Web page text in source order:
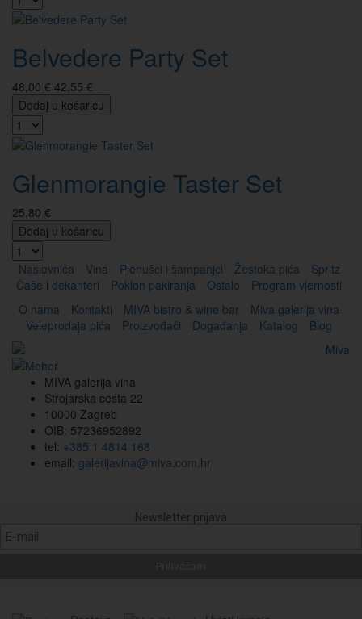
Belvedere Party Set
48,00 € 42,55 €
Dodaj u košaricu
Glenmorangie Taster Set
25,80 €
Dodaj u košaricu
Naslovnica Vina Pjenušci i šampanjci Žestoka pića
Spritz
Čaše i dekanteri
Poklon pakiranja Ostalo
Program vjernosti
O nama
Kontakti MIVA bistro & wine bar
Miva galerija vina
Veleprodaja pića
Proizvođači Događanja Katalog Blog
MIVA galerija vina
Strojarska cesta 22
10000 Zagreb
OIB: 57236952892
tel: +385 1 4814 168
email: galerijavina@miva.com.hr
Newsletter prijava